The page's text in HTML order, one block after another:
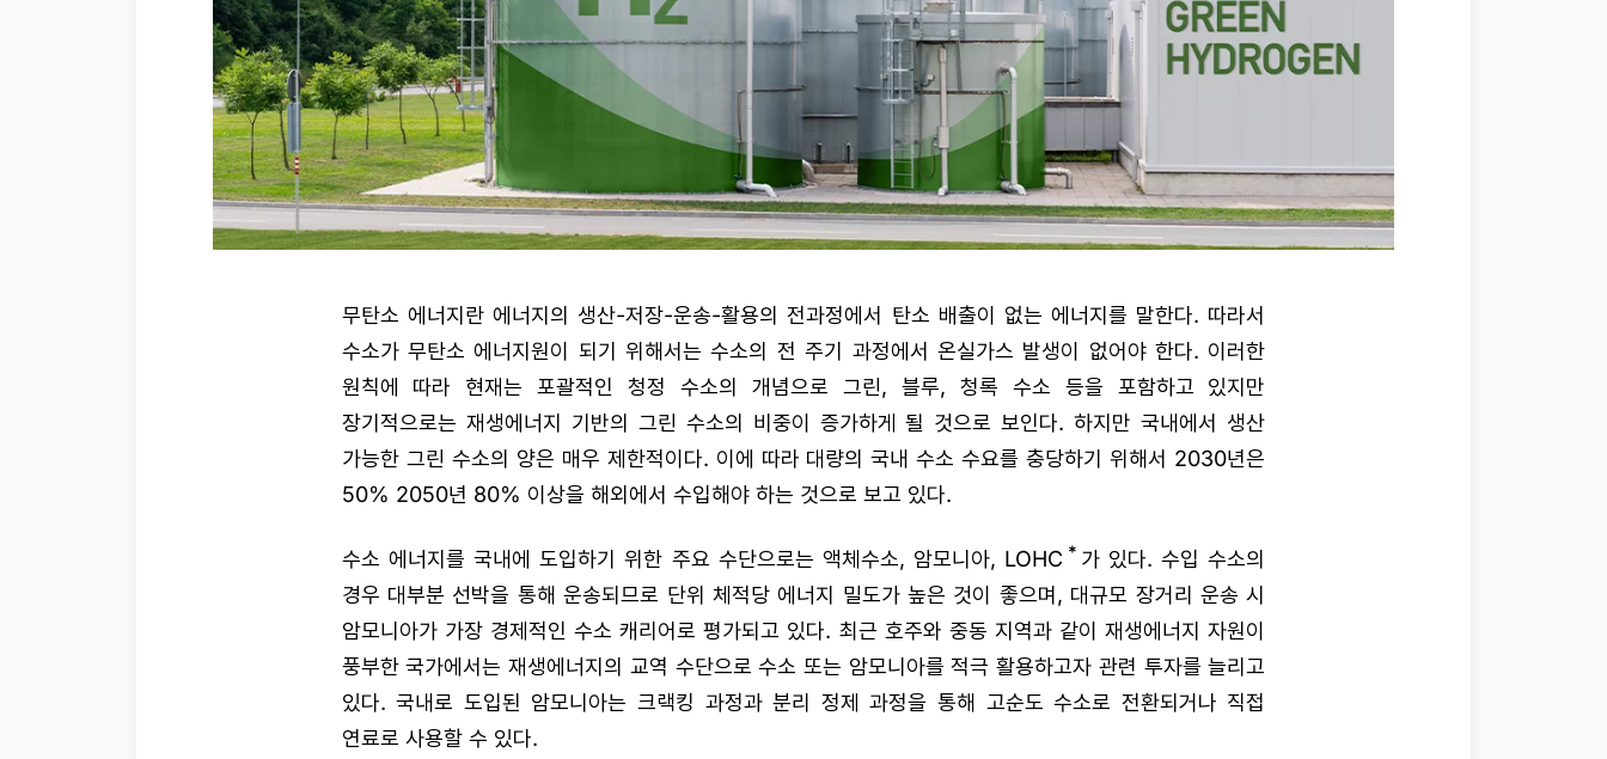
무탄소 에너지란 에너지의 생산-저장-운송-활용의 전과정에서 탄소 배출이 없는 에너지를 말한다. 따라서
수소가 무탄소 에너지원이 되기 위해서는 수소의 전 주기 과정에서 온실가스 발생이 없어야 한다. 이러한
원칙에 따라 현재는 포괄적인 청정 수소의 개념으로 그린, 블루, 청록 수소 등을 포함하고 있지만
장기적으로는 재생에너지 기반의 그린 수소의 비중이 증가하게 될 것으로 보인다. 하지만 국내에서 생산
가능한 그린 수소의 양은 매우 제한적이다. 이에 따라 대량의 국내 수소 수요를 충당하기 위해서 2030년은
50% 2050년 80% 이상을 해외에서 수입해야 하는 것으로 보고 있다.
수소 에너지를 국내에 도입하기 위한 주요 수단으로는 액체수소, 암모니아, LOHC * 가 있다. 수입 수소의
경우 대부분 선박을 통해 운송되므로 단위 체적당 에너지 밀도가 높은 것이 좋으며, 대규모 장거리 운송 시
암모니아가 가장 경제적인 수소 캐리어로 평가되고 있다. 최근 호주와 중동 지역과 같이 재생에너지 자원이
풍부한 국가에서는 재생에너지의 교역 수단으로 수소 또는 암모니아를 적극 활용하고자 관련 투자를 늘리고
있다. 국내로 도입된 암모니아는 크랙킹 과정과 분리 정제 과정을 통해 고순도 수소로 전환되거나 직접
연료로 사용할 수 있다.